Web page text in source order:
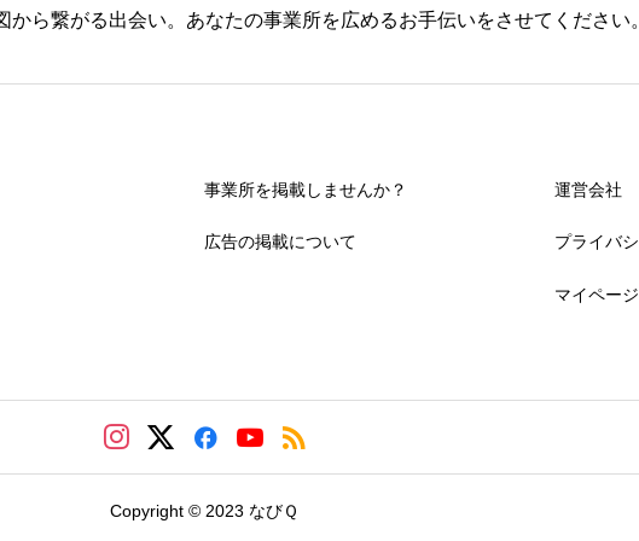
ら繋がる出会い。あなたの事業所を広めるお手伝いをさせてください。
事業所を掲載しませんか？
広告の掲載について
運営会社
プライバ
マイページ
Copyright © 2023 なびＱ